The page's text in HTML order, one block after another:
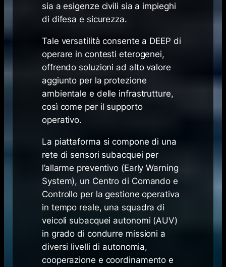
sia a esigenze civili sia a impieghi
di difesa e sicurezza.
Tale versatilità consente a DEEP di
operare in contesti eterogenei,
offrendo soluzioni ad alto valore
aggiunto per la protezione
ambientale e delle infrastrutture,
così come per il supporto
operativo.
La piattaforma si compone di una
rete di sensori subacquei per
l’allarme preventivo (Early Warning
System), un Centro di Comando e
Controllo per la gestione operativa
in tempo reale, una squadra di
veicoli subacquei autonomi (AUV)
in grado di condurre missioni a
diversi livelli di autonomia,
cooperazione e coordinamento e